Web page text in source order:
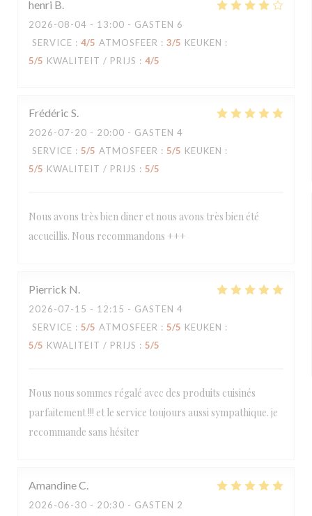
henri B
2026-08-04 - 13:00 - GASTEN 6
SERVICE : 4/5 ATMOSFEER : 3/5 KEUKEN :
5/5 KWALITEIT / PRIJS : 4/5
Frédéric S
2026-07-20 - 20:00 - GASTEN 4
SERVICE : 5/5 ATMOSFEER : 5/5 KEUKEN :
5/5 KWALITEIT / PRIJS : 5/5
Nous avons très bien diner et nous avons très bien été
accueillis. Nous recommandons +++
Pierrick N
2026-07-15 - 12:15 - GASTEN 4
SERVICE : 5/5 ATMOSFEER : 5/5 KEUKEN :
5/5 KWALITEIT / PRIJS : 5/5
Nous nous sommes régalé avec des produits cuisinés
parfaitement !!! et le service toujours aussi sympathique. je
recommande sans hésiter
AmandineC
2026-06-30 - 20:30 - GASTEN 2